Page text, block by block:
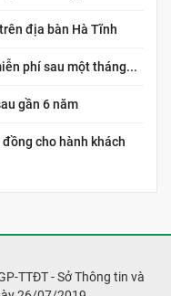
địa bàn Hà Tĩnh
phí sau một tháng...
gần 6 năm
cho hành khách
TTĐT - Sở Thông tin và